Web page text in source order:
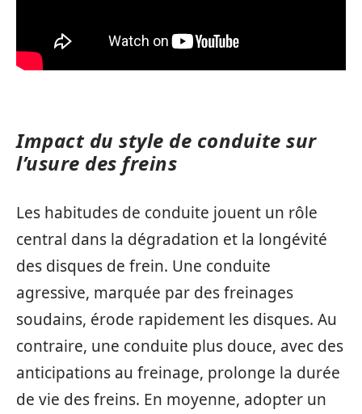
Impact du style de conduite sur
l’usure des freins
Les habitudes de conduite jouent un rôle
central dans la dégradation et la longévité
des disques de frein. Une conduite
agressive, marquée par des freinages
soudains, érode rapidement les disques. Au
contraire, une conduite plus douce, avec des
anticipations au freinage, prolonge la durée
de vie des freins. En moyenne, adopter un